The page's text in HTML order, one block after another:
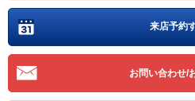
来店予約
お問い合わせ/